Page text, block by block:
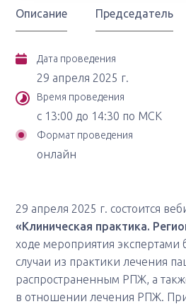
Описание Председатель
Дата проведения
29 апреля 2025 г.
Время проведения
с 13:00 до 14:30 по МСК
Формат проведения
онлайн
29 апреля 2025 г. состоится
«Клиническая практика.
ходе мероприятия экспертами
случаи из практики лечения
распространенным РПЖ, а
в отношении лечения РПЖ.